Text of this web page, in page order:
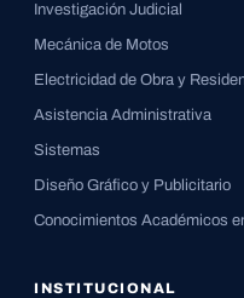
Investigación Judicial
Mecánica de Motos
Electricidad de Obra y
Asistencia Administrativa
Sistemas
Diseño Gráfico y Publicitario
Conocimientos Académicos
INSTITUCIONAL